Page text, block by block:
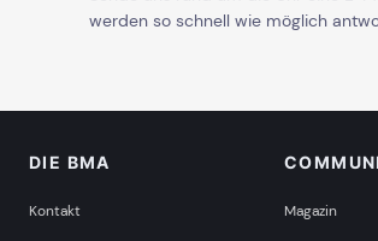
werden so schnell wie möglich
DIE BMA
Kontakt Magazin